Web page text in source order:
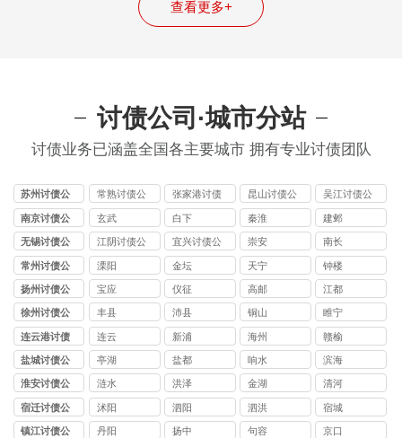
查看更多+
讨债公司·城市分站
讨债业务已涵盖全国各主要城市 拥有专业讨债团队
苏州讨债公
司
常熟讨债公
司
张家港讨债
公司
昆山讨债公
司
吴江讨债公
司
南京讨债公
司
玄武 白下 秦淮 建邺
无锡讨债公
司
江阴讨债公
司
宜兴讨债公
司
崇安 南长
常州讨债公
司
溧阳 金坛 天宁 钟楼
扬州讨债公
司
宝应 仪征 高邮 江都
徐州讨债公
司
丰县 沛县 铜山 睢宁
连云港讨债
公司
连云 新浦 海州 赣榆
盐城讨债公
司
亭湖 盐都 响水 滨海
淮安讨债公
司
涟水 洪泽 金湖 清河
宿迁讨债公
司
沭阳 泗阳 泗洪 宿城
镇江讨债公
丹阳 扬中 句容 京口